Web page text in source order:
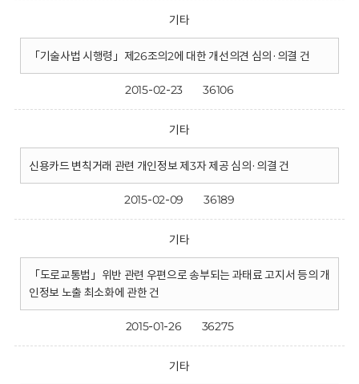
기타
「기술사법 시행령」제26조의2에 대한 개선의견 심의·의결 건
2015-02-23 36106
기타
신용카드 변칙거래 관련 개인정보 제3자 제공 심의·의결 건
2015-02-09 36189
기타
「도로교통법」위반 관련 우편으로 송부되는 과태료 고지서 등의 개
인정보 노출 최소화에 관한 건
2015-01-26 36275
기타